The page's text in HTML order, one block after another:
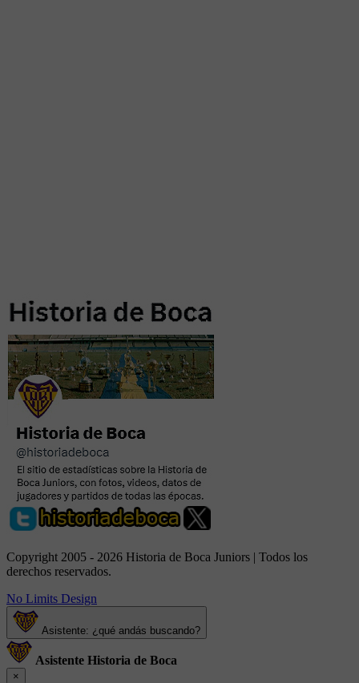
Copyright 2005 - 2026 Historia de Boca Juniors | Todos los
derechos reservados.
No Limits Design
Asistente: ¿qué andás buscando?
Asistente Historia de Boca
×